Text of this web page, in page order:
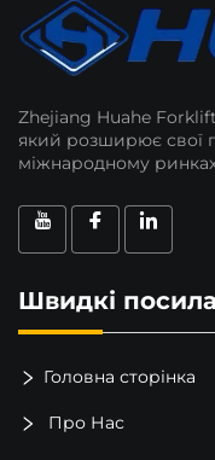
Zhejiang Huahe
який розширює свої
міжнародному
Швидкі
Головна сторінка
Про Нас